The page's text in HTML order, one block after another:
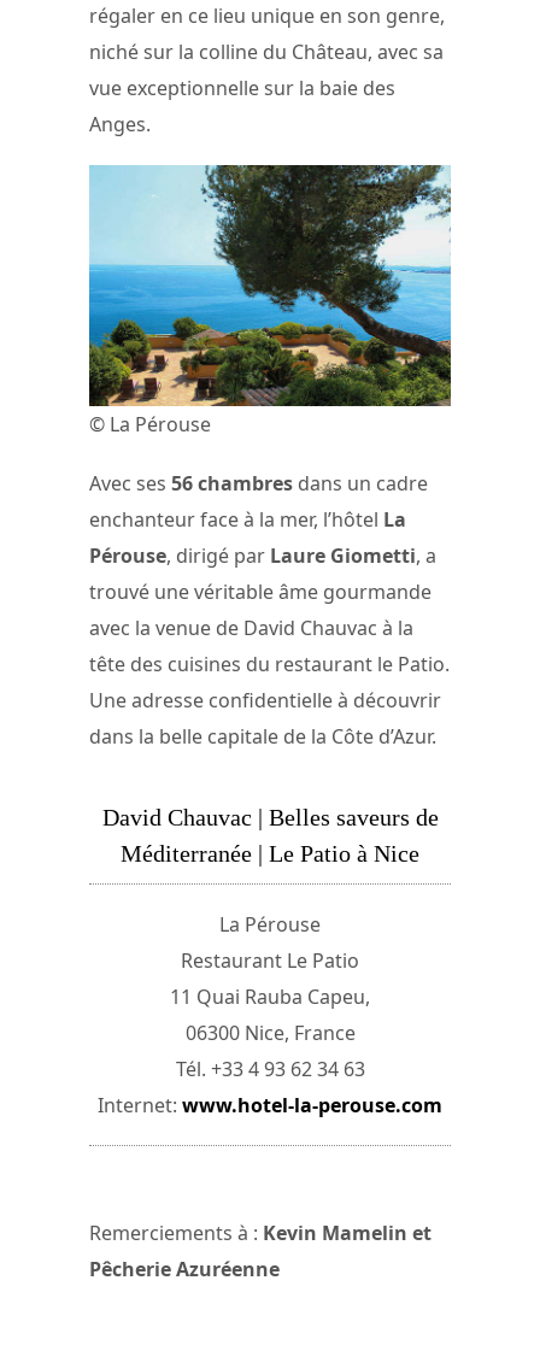
régaler en ce lieu unique en son genre,
niché sur la colline du Château, avec sa
vue exceptionnelle sur la baie des
Anges.
© La Pérouse
Avec ses 56 chambres dans un cadre
enchanteur face à la mer, l’hôtel La
Pérouse, dirigé par Laure Giometti, a
trouvé une véritable âme gourmande
avec la venue de David Chauvac à la
tête des cuisines du restaurant le Patio.
Une adresse confidentielle à découvrir
dans la belle capitale de la Côte d’Azur.
David Chauvac | Belles saveurs de
Méditerranée | Le Patio à Nice
La Pérouse
Restaurant Le Patio
11 Quai Rauba Capeu,
06300 Nice, France
Tél. +33 4 93 62 34 63
Internet: www.hotel-la-perouse.com
Remerciements à : Kevin Mamelin et
Pêcherie Azuréenne